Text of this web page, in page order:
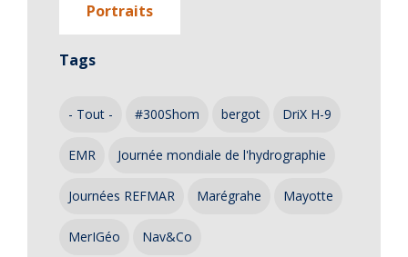
Portraits
Tags
- Tout - #300Shom bergot DriX H-9
EMR Journée mondiale de l'hydrographie
Journées REFMAR Marégrahe Mayotte
MerIGéo Nav&Co